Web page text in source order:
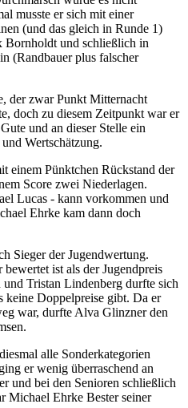
musste er sich mit einer
(und das gleich in Runde 1)
Bornholdt und schließlich in
(Randbauer plus falscher
der zwar Punkt Mitternacht
doch zu diesem Zeitpunkt war er
und an dieser Stelle ein
Wertschätzung.
einem Pünktchen Rückstand der
Score zwei Niederlagen.
Lucas - kann vorkommen und
Ehrke kam dann doch
Sieger der Jugendwertung.
ist als der Jugendpreis
Tristan Lindenberg durfte sich
keine Doppelpreise gibt. Da er
war, durfte Alva Glinzner den
alle Sonderkategorien
er wenig überraschend an
und bei den Senioren schließlich
Michael Ehrke Bester seiner